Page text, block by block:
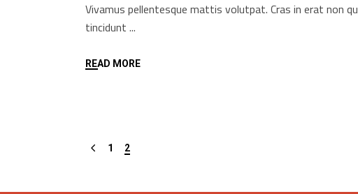
Vivamus pellentesque mattis volutpat. Cras in erat non
tincidunt
READ MORE
1 2